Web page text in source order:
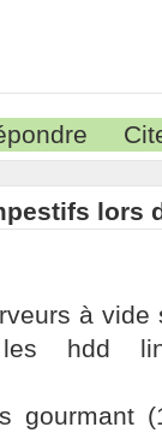
lors
à
les hdd
gourmant